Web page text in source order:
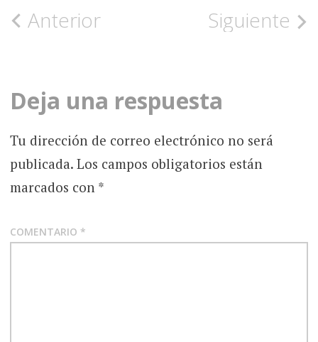
Navegación
la
entrada
Anterior Siguiente
Deja una respuesta
Tu dirección de correo electrónico no será
publicada. Los campos obligatorios están
marcados con *
COMENTARIO *